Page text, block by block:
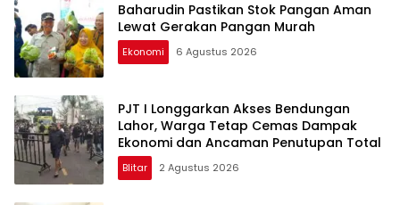
Baharudin Pastikan Stok Pangan Aman
Lewat Gerakan Pangan Murah
Ekonomi 6 Agustus 2026
PJT I Longgarkan Akses Bendungan
Lahor, Warga Tetap Cemas Dampak
Ekonomi dan Ancaman Penutupan Total
Blitar 2 Agustus 2026